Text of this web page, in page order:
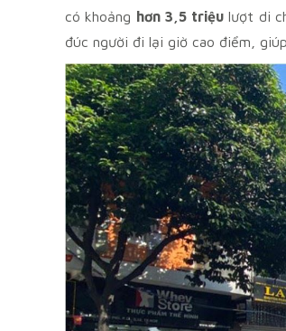
có khoảng hơn 3,5 triệulượt di
đúc người đi lại giờ cao điểm,